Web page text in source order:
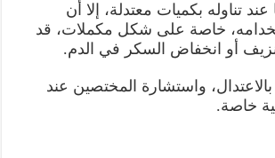
عند تناوله بكميات معتدلة، إلا أن
خاصة على شكل مكملات، قد
أو انخفاض السكر في الدم.
واستشارة المختصين عند
خاصة.